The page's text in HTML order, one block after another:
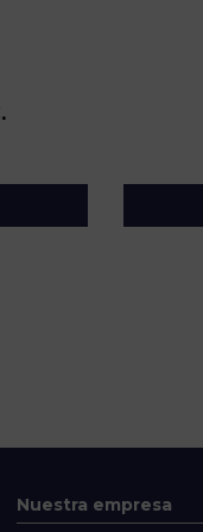
Nuestra empresa